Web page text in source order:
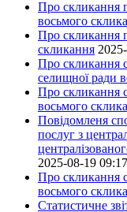
Про скликання
восьмого
Про скликання
скликання
Про скликання
селищної ради
Про скликання
восьмого
Повідомленя
послуг з
2025-08-19
Про скликання
восьмого
Статистичне